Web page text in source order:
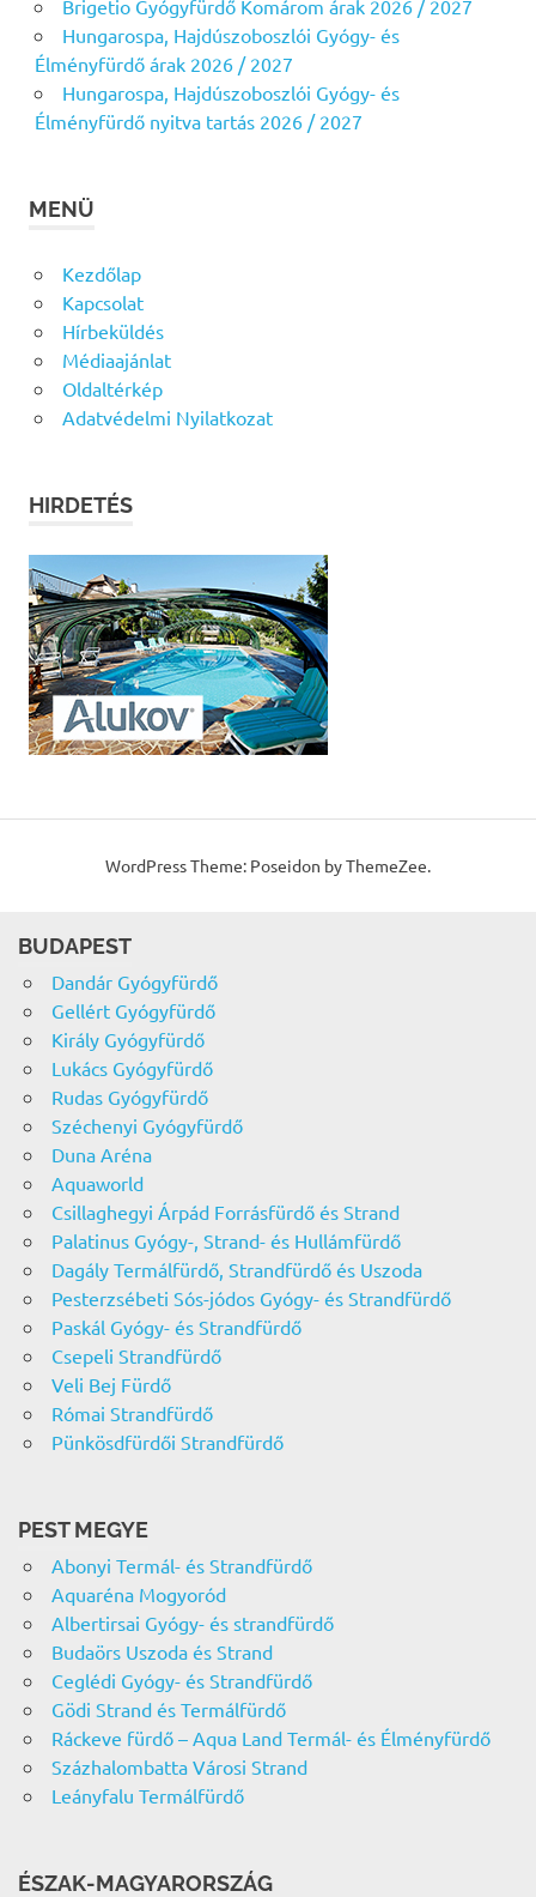
Brigetio Gyógyfürdő Komárom árak 2026 / 2027
Hungarospa, Hajdúszoboszlói Gyógy- és
Élményfürdő árak 2026 / 2027
Hungarospa, Hajdúszoboszlói Gyógy- és
Élményfürdő nyitva tartás 2026 / 2027
MENÜ
Kezdőlap
Kapcsolat
Hírbeküldés
Médiaajánlat
Oldaltérkép
Adatvédelmi Nyilatkozat
HIRDETÉS
WordPress Theme: Poseidon by ThemeZee.
BUDAPEST
Dandár Gyógyfürdő
Gellért Gyógyfürdő
Király Gyógyfürdő
Lukács Gyógyfürdő
Rudas Gyógyfürdő
Széchenyi Gyógyfürdő
Duna Aréna
Aquaworld
Csillaghegyi Árpád Forrásfürdő és Strand
Palatinus Gyógy-, Strand- és Hullámfürdő
Dagály Termálfürdő, Strandfürdő és Uszoda
Pesterzsébeti Sós-jódos Gyógy- és Strandfürdő
Paskál Gyógy- és Strandfürdő
Csepeli Strandfürdő
Veli Bej Fürdő
Római Strandfürdő
Pünkösdfürdői Strandfürdő
PEST MEGYE
Abonyi Termál- és Strandfürdő
Aquaréna Mogyoród
Albertirsai Gyógy- és strandfürdő
Budaörs Uszoda és Strand
Ceglédi Gyógy- és Strandfürdő
Gödi Strand és Termálfürdő
Ráckeve fürdő – Aqua Land Termál- és Élményfürdő
Százhalombatta Városi Strand
Leányfalu Termálfürdő
ÉSZAK-MAGYARORSZÁG